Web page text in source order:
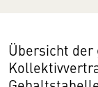
Übersicht der